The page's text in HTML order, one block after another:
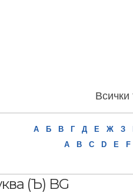
А Б В Г Д Е Ж З
A
B C D E F
(Ъ) BG